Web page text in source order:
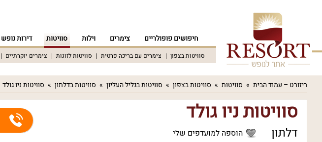
חיפושים פופולריים צימרים וילות סוויטות דירות נופש
סוויטות בצפון צימרים עם בריכה פרטית סוויטות לזוגות צימרים יוקרתיים
ריזורט – עמוד הבית סוויטות סוויטות בצפון סוויטות בגליל העליון סוויטות בדלתון סוויטות ניו גולד
סוויטות ניו גולד
דלתון הוספה למועדפים שלי